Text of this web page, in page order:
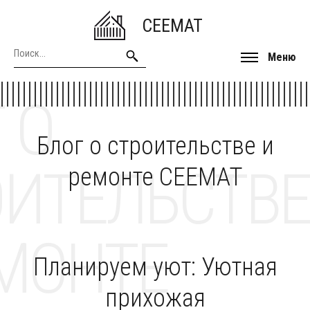
CEEMAT
Меню
Блог о строительстве и
ремонте CEEMAT
О
Планируем уют: Уютная
прихожая